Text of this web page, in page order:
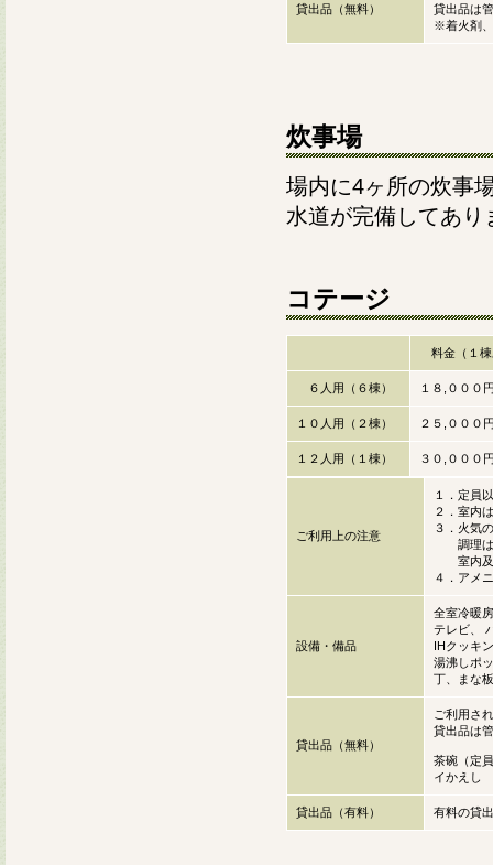
貸出品（無料）
貸出品は
※着火剤
炊事場
場内に4ヶ所の炊事
水道が完備してあり
コテージ
料金（１棟
６人用（６棟） １８,０００
１０人用（２棟） ２５,０００
１２人用（１棟） ３０,０００
ご利用上の注意
１．定員
２．室内
３．火気
調理は
室内及
４．アメ
設備・備品
全室冷暖
テレビ、
IHクッキ
湯沸しポ
丁、まな板
貸出品（無料）
ご利用さ
貸出品は
茶碗（
イかえ
貸出品（有料） 有料の貸